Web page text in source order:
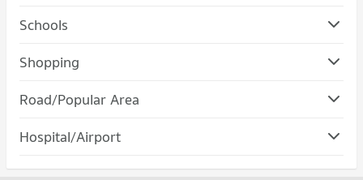
Schools
Shopping
Condo Robinson Ayuttaya
PROJECT_COUNT
Condo for Rent Robinson Ayuttaya
Road/Popular Area
Condo Phra Nakhon Sri Ayutthaya Phra Nakhon Sri
Ayutthaya
PROJECT_COUNT
Hospital/Airport
Condo Rajthanee Hospital